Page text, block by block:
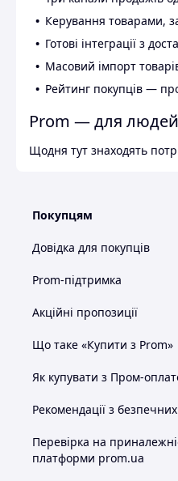
Керування товарами,
Готові інтеграції з
Масовий імпорт
Рейтинг покупців —
Prom — для людей
Щодня тут знаходять
Покупцям
Довідка для покупців
Prom-підтримка
Акційні пропозиції
Що таке «Купити з Prom»
Як купувати з Пром-
Рекомендації з
Перевірка на
платформи prom.ua